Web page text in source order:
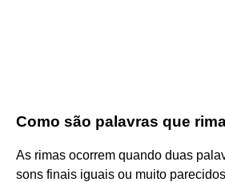
Como são palavras que
As rimas ocorrem quando duas
sons finais iguais ou muito